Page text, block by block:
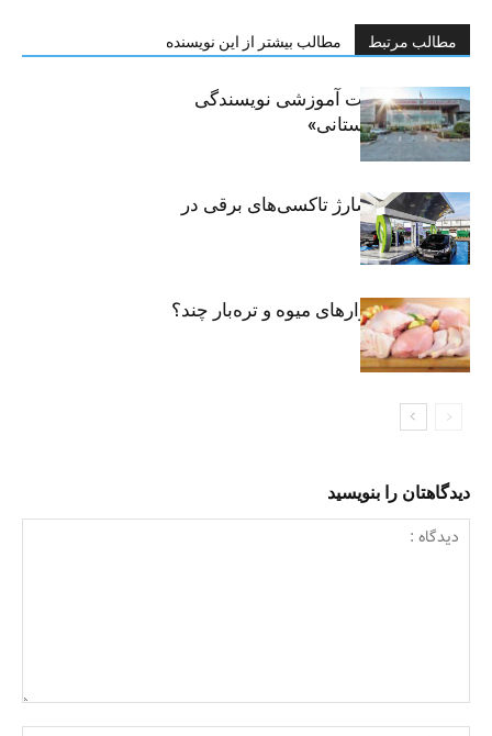
مطالب مرتبط مطالب بیشتر از این نویسنده
برگزاری جلسات آموزشی نویسندگی
«زندگی‌نامه داستانی»
توسعه شبکه شارژ تاکسی‌های برقی در
پایتخت
مرغ تازه در بازارهای میوه و تره‌بار چند؟
دیدگاهتان را بنویسید